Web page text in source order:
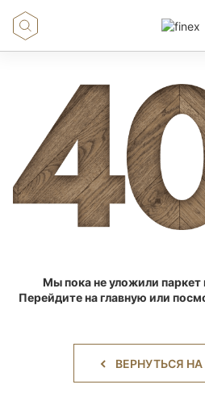
Мы пока не уложили паркет
Перейдите на главную или
ВЕРНУТЬСЯ